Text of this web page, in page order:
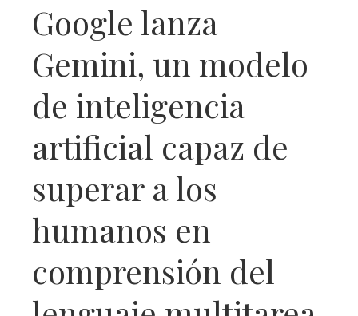
Google lanza
Gemini, un modelo
de inteligencia
artificial capaz de
superar a los
humanos en
comprensión del